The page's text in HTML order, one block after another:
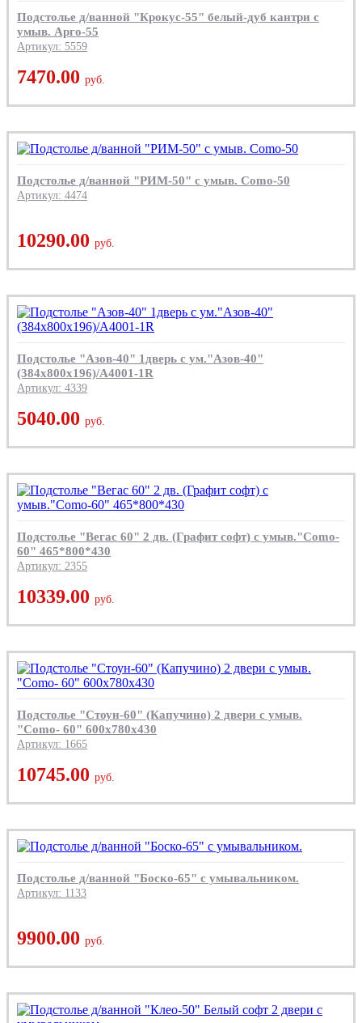
Подстолье д/ванной "Крокус-55" белый-дуб кантри с
умыв. Арго-55
Артикул: 5559
7470.00 руб.
Подстолье д/ванной "РИМ-50" с умыв. Como-50
Артикул: 4474
10290.00 руб.
Подстолье "Азов-40" 1дверь с ум."Азов-40"
(384х800х196)/А4001-1R
Артикул: 4339
5040.00 руб.
Подстолье "Вегас 60" 2 дв. (Графит софт) с умыв."Como-
60" 465*800*430
Артикул: 2355
10339.00 руб.
Подстолье "Стоун-60" (Капучино) 2 двери с умыв.
"Como- 60" 600х780х430
Артикул: 1665
10745.00 руб.
Подстолье д/ванной "Боско-65" с умывальником.
Артикул: 1133
9900.00 руб.